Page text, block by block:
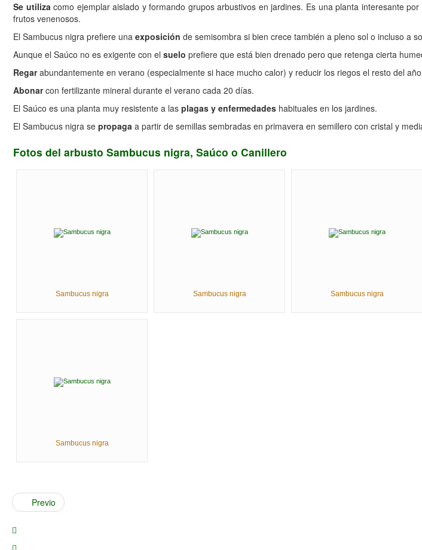
Se utilizacomo ejemplar aislado y formando grupos arbustivos en jardines. Es una planta interesante
frutos venenosos.
El Sambucus nigra prefiere una exposición de semisombra si bien crece también a pleno sol o incluso a
Aunque el Saúco no es exigente con el suelo prefiere que está bien drenado pero que retenga cierta
Regarabundantemente en verano (especialmente si hace mucho calor) y reducir los riegos el resto del
Abonarcon fertilizante mineral durante el verano cada 20 días.
El Saúco es una planta muy resistente a las plagas y enfermedades habituales en los jardines.
El Sambucus nigra se propaga a partir de semillas sembradas en primavera en semillero con cristal y
Fotos del arbusto Sambucus nigra, Saúco o Canillero
Sambucus nigra Sambucus nigra Sambucus nigra
Sambucus nigra
Previo